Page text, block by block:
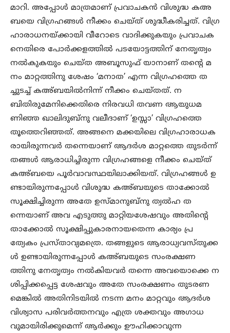
മാറി. അപ്പോൾ മാത്രമാണ് പ്രവാചകൻ വിശുദ്ധ കഅ
ബയെ വിഗ്രഹങ്ങൾ നീക്കം ചെയ്ത് ശുദ്ധീകരിച്ചത്. വിഗ്ര
ഹാരാധനയ്ക്കായി വീറോടെ വാദിക്കുകയും പ്രവാചക
നെതിരെ പോർക്കളത്തിൽ പടയോട്ടത്തിന് നേതൃത്വം
നൽകുകയും ചെയ്ത അബൂസുഫ് യാനാണ് തന്റെ മ
നം മാറ്റത്തിനു ശേഷം ‘മനാത’ എന്ന വിഗ്രഹത്തെ ത
ച്ചുടച്ച് കഅ്ബയിൽനിന്ന് നീക്കം ചെയ്തത്. ന
ബിതിരുമേനിക്കെതിരെ നിരവധി തവണ ആയുധമ
ണിഞ്ഞ ഖാലിദുബ്നു വലീദാണ് ‘ഉസ്സാ’ വിഗ്രഹത്തെ
തൂത്തെറിഞ്ഞത്. അങ്ങനെ മക്കയിലെ വിഗ്രഹാരാധക
രായിരുന്നവർ തന്നെയാണ് ആദർശ മാറ്റത്തെ തുടർന്ന്
തങ്ങൾ ആരാധിച്ചിരുന്ന വിഗ്രഹങ്ങളെ നീക്കം ചെയ്ത്
കഅ്ബയെ പൂർവാവസ്ഥയിലാക്കിയത്. വിഗ്രഹങ്ങൾ ഉ
ണ്ടായിരുന്നപ്പോൾ വിശുദ്ധ കഅ്ബയുടെ താക്കോൽ
സൂക്ഷിച്ചിരുന്ന അതേ ഉസ്മാനുബ്നു ത്വൽഹ ത
ന്നെയാണ് അവ എടുത്തു മാറ്റിയശേഷവും അതിന്റെ
താക്കോൽ സൂക്ഷിപ്പുകാരനായതെന്ന കാര്യം പ്ര
ത്യേകം പ്രസ്താവ്യമത്രെ. തങ്ങളുടെ ആരാധ്യവസ്തുക്ക
ൾ ഉണ്ടായിരുന്നപ്പോൾ കഅ്ബയുടെ സംരക്ഷണ
ത്തിനു നേതൃത്വം നൽകിയവർ തന്നെ അവയൊക്കെ ന
ശിപ്പിക്കപ്പെട്ട ശേഷവും അതേ സംരക്ഷണം തുടരണ
മെങ്കിൽ അതിനിടയിൽ നടന്ന മനം മാറ്റവും ആദർശ
വിശ്വാസ പരിവർത്തനവും എത്ര ശക്തവും അഗാധ
വുമായിരിക്കുമെന്ന് ആർക്കും ഊഹിക്കാവുന്ന